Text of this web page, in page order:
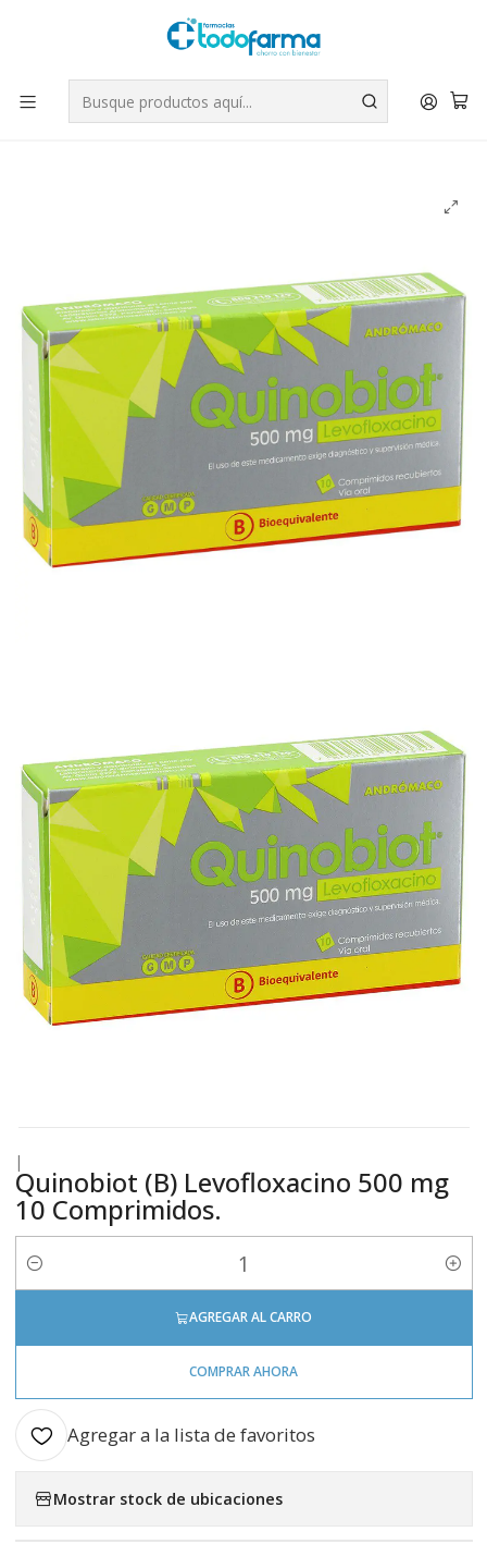
Tus compras tienen envío GRATIS por Rappi - Atención exclusiva
para Chile | WhatsApp +56
Leer más
Inicio Medicamentos
Quinobiot (B) Levofloxacino 500 mg 10 Comprimidos.
|
Quinobiot (B) Levofloxacino 500 mg
10 Comprimidos.
Cantidad
AGREGAR AL CARRO
COMPRAR AHORA
Agregar a la lista de favoritos
Mostrar stock de ubicaciones